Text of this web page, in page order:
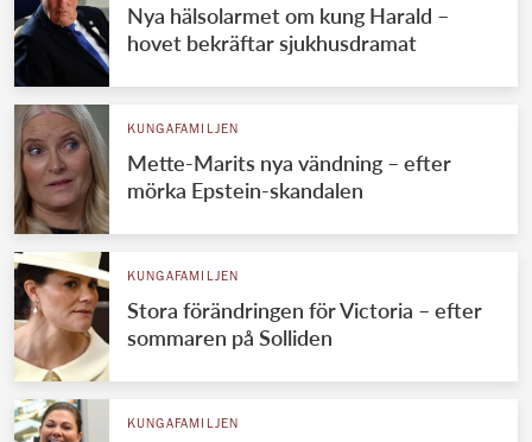
Nya hälsolarmet om kung Harald –
hovet bekräftar sjukhusdramat
KUNGAFAMILJEN
Mette-Marits nya vändning – efter
mörka Epstein-skandalen
KUNGAFAMILJEN
Stora förändringen för Victoria – efter
sommaren på Solliden
KUNGAFAMILJEN